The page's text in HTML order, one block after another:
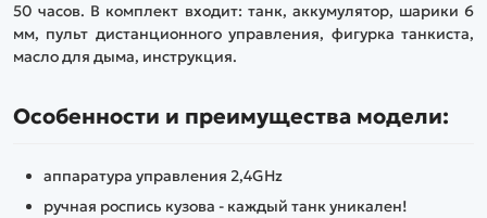
50 часов. В комплект входит: танк, аккумулятор, шарики 6
мм, пульт дистанционного управления, фигурка танкиста,
масло для дыма, инструкция.
Особенности и преимущества модели:
аппаратура управления 2,4GHz
ручная роспись кузова - каждый танк уникален!